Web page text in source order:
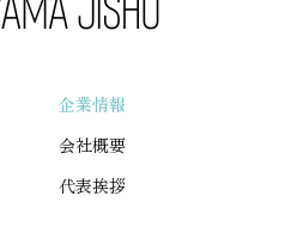
企業情報
会社概要
代表挨拶